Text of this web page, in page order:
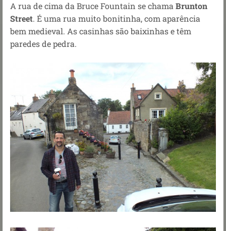
A rua de cima da Bruce Fountain se chama Brunton
Street. É uma rua muito bonitinha, com aparência
bem medieval. As casinhas são baixinhas e têm
paredes de pedra.